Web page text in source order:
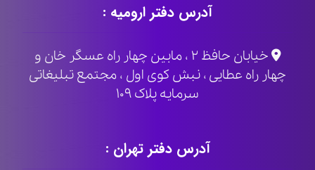
آدرس دفتر ارومیه :
خیابان حافظ ۲ ، مابین چهار راه عسگر خان و
چهار راه عطایی ، نبش کوی اول ، مجتمع تبلیغاتی
سرمایه پلاک ۱۰۹
آدرس دفتر تهران :